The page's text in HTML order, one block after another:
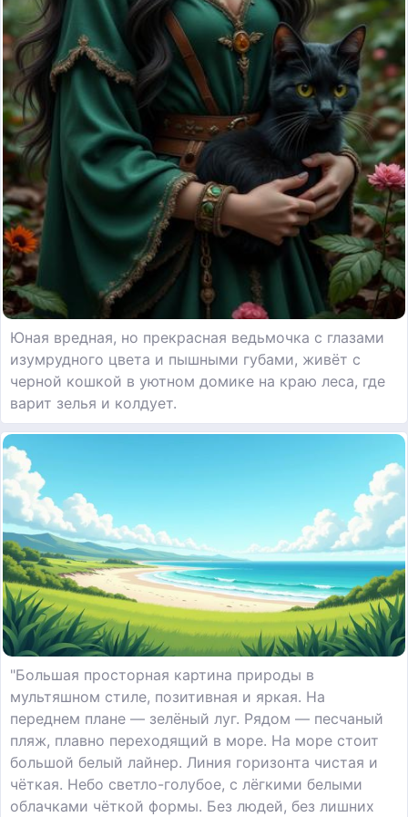
Юная вредная, но прекрасная ведьмочка с глазами
изумрудного цвета и пышными губами, живёт с
черной кошкой в уютном домике на краю леса, где
варит зелья и колдует.
"Большая просторная картина природы в
мультяшном стиле, позитивная и яркая. На
переднем плане — зелёный луг. Рядом — песчаный
пляж, плавно переходящий в море. На море стоит
большой белый лайнер. Линия горизонта чистая и
чёткая. Небо светло-голубое, с лёгкими белыми
облачками чёткой формы. Без людей, без лишних